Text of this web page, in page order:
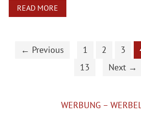
READ MORE
← Previous 1 2 3
13
Next →
WERBUNG –